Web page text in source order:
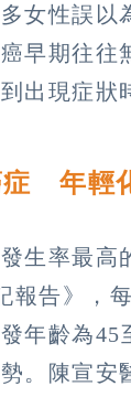
女性誤以
早期往往
出現症狀
症 年輕
生率最高
報告》，
年齡為45
。陳宣安